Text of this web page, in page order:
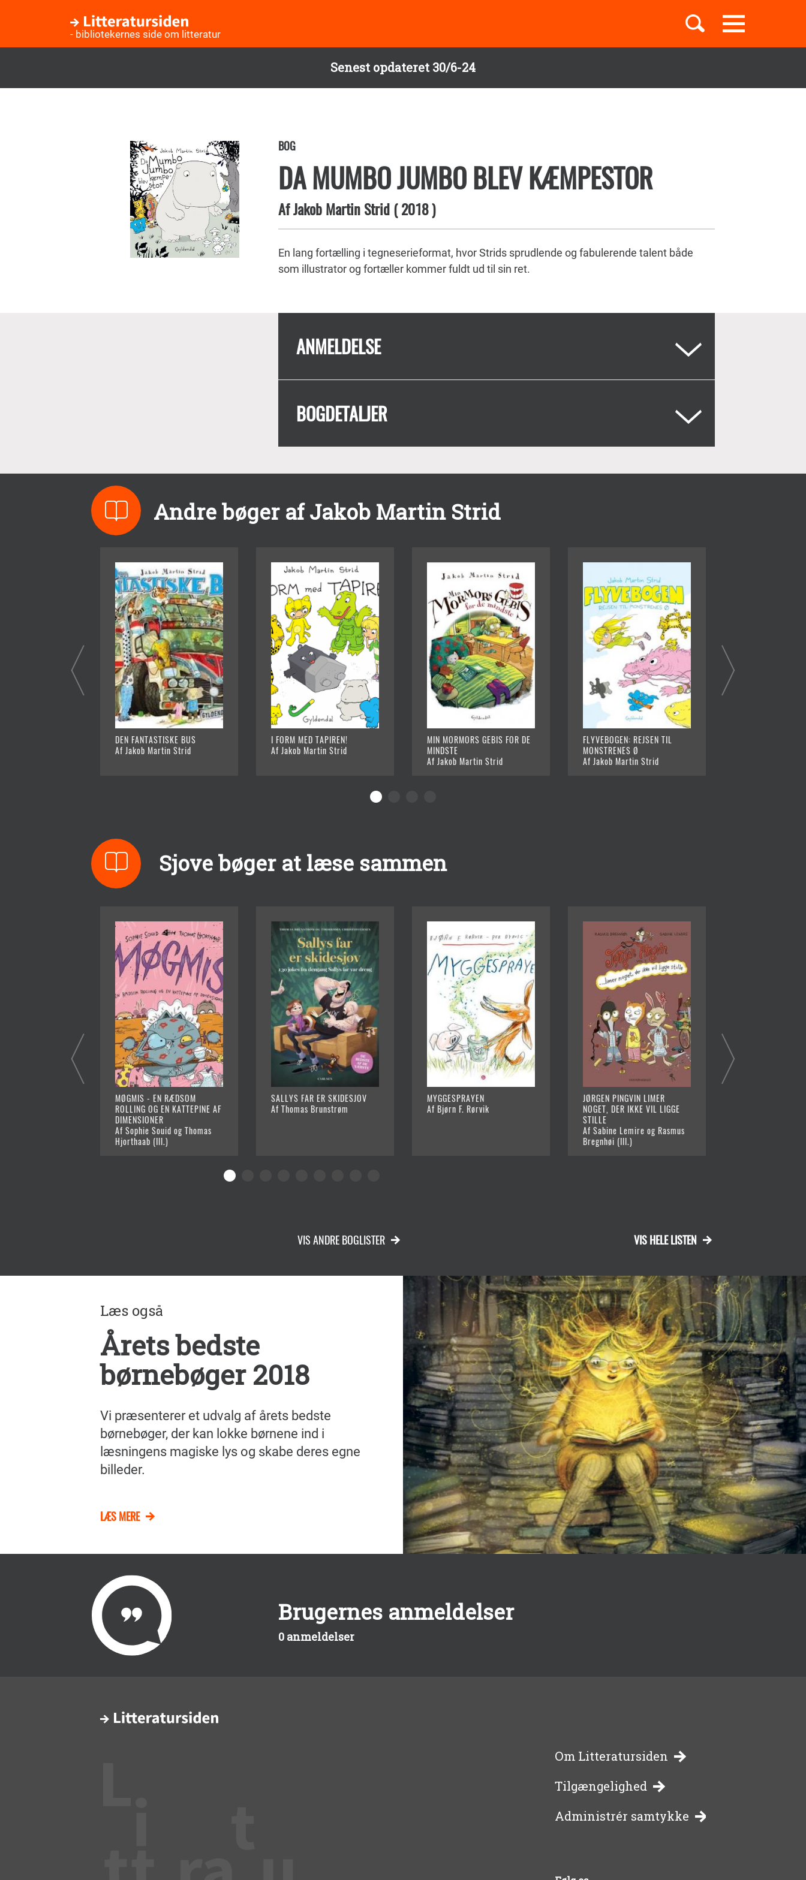
Senest opdateret 30/6-24
Toggle
navigation
- bibliotekernes side om litteratur
Børnebøger
Temaer
BOG
DA MUMBO JUMBO BLEV KÆMPESTOR
AfJakob Martin Strid(2018)
En lang fortælling i tegneserieformat, hvor Strids sprudlende og fabulerende talent både
som illustrator og fortæller kommer fuldt ud til sin ret.
ANMELDELSE
BOGDETALJER
Andre bøger af Jakob Martin Strid
DEN FANTASTISKE BUS
Af Jakob Martin Strid
I FORM MED TAPIREN!
Af Jakob Martin Strid
MIN MORMORS GEBIS FOR DE
MINDSTE
Af Jakob Martin Strid
FLYVEBOGEN: REJSEN TIL
MONSTRENES Ø
Af Jakob Martin Strid
Sjove bøger at læse sammen
MØGMIS - EN RÆDSOM
ROLLING OG EN KATTEPINE AF
DIMENSIONER
Af Sophie Souid og Thomas
Hjorthaab (Ill.)
SALLYS FAR ER SKIDESJOV
Af Thomas Brunstrøm
MYGGESPRAYEN
Af Bjørn F. Rørvik
JØRGEN PINGVIN LIMER
NOGET, DER IKKE VIL LIGGE
STILLE
Af Sabine Lemire og Rasmus
Bregnhøi (Ill.)
VIS HELE LISTEN
VIS ANDRE BOGLISTER
Læs også
Årets bedste
børnebøger 2018
Vi præsenterer et udvalg af årets bedste
børnebøger, der kan lokke børnene ind i
læsningens magiske lys og skabe deres egne
billeder.
LÆS MERE
Brugernes anmeldelser
0 anmeldelser
-
bibliotekernes
om
Om Litteratursiden
Tilgængelighed
Administrér samtykke